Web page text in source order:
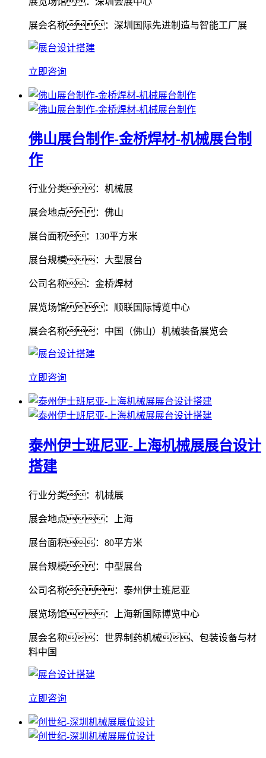
展会名称：深圳国际先进制造与智能工厂展
立即咨询
佛山展台制作-金桥焊材-机械展台制
作
行业分类：机械展
展会地点：佛山
展台面积：130平方米
展台规模：大型展台
公司名称：金桥焊材
展览场馆：顺联国际博览中心
展会名称：中国（佛山）机械装备展览会
立即咨询
泰州伊士班尼亚-上海机械展展台设计
搭建
行业分类：机械展
展会地点：上海
展台面积：80平方米
展台规模：中型展台
公司名称：泰州伊士班尼亚
展览场馆：上海新国际博览中心
展会名称：世界制药机械、包装设备与材
料中国
立即咨询